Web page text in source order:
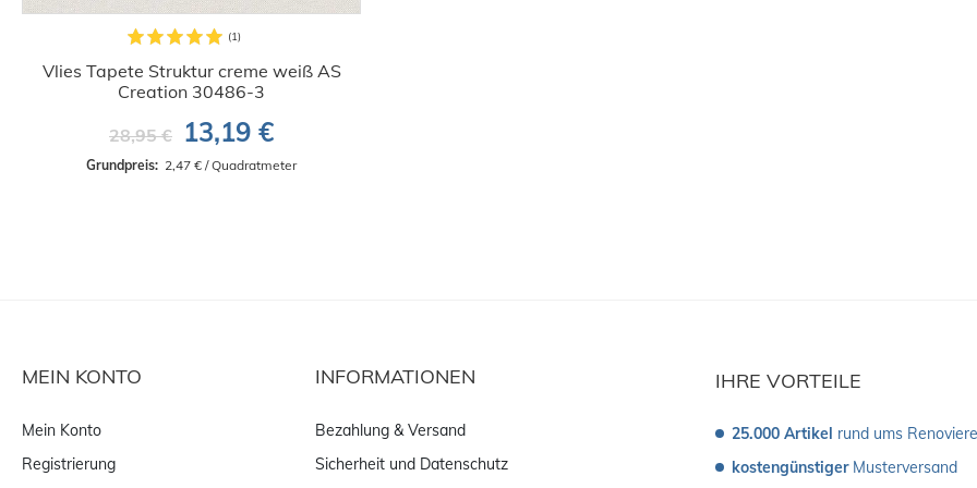
Vlies Tapete Struktur creme weiß AS
Creation 30486-3
28,95 € 13,19 €
Grundpreis: 2,47 € / Quadratmeter
IHRE VORTEILE
25.000 Artikel rund ums
kostengünstiger Musterversand
MEIN KONTO
Mein Konto
Registrierung
INFORMATIONEN
Bezahlung & Versand
Sicherheit und Datenschutz